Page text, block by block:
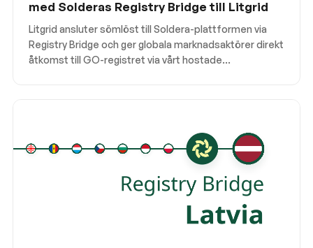
med Solderas Registry Bridge till Litgrid
Litgrid ansluter sömlöst till Soldera-plattformen via
Registry Bridge och ger globala marknadsaktörer direkt
åtkomst till GO-registret via vårt hostade